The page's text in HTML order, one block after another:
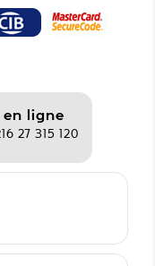
ligne
27 315 120